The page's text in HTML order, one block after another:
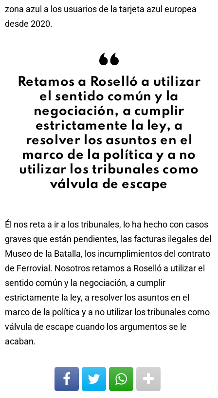
zona azul a los usuarios de la tarjeta azul europea
desde 2020.
Retamos a Roselló a utilizar
el sentido común y la
negociación, a cumplir
estrictamente la ley, a
resolver los asuntos en el
marco de la política y a no
utilizar los tribunales como
válvula de escape
Él nos reta a ir a los tribunales, lo ha hecho con casos
graves que están pendientes, las facturas ilegales del
Museo de la Batalla, los incumplimientos del contrato
de Ferrovial. Nosotros retamos a Roselló a utilizar el
sentido común y la negociación, a cumplir
estrictamente la ley, a resolver los asuntos en el
marco de la política y a no utilizar los tribunales como
válvula de escape cuando los argumentos se le
acaban.